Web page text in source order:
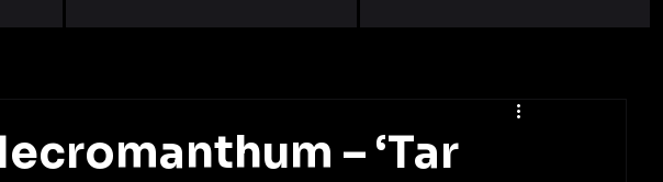
– ‘Tar